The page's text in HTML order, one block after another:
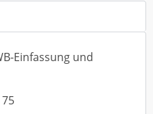
Einfassung und